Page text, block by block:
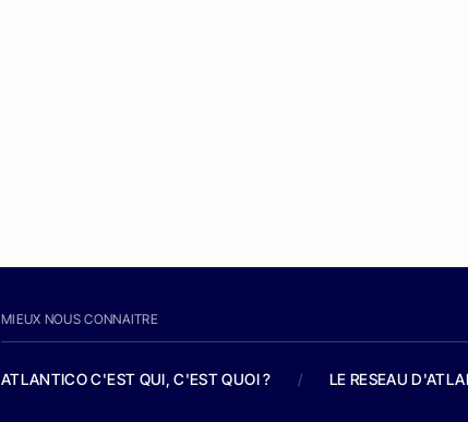
MIEUX NOUS CONNAITRE
ATLANTICO C'EST QUI, C'EST QUOI ? / LE RESEAU